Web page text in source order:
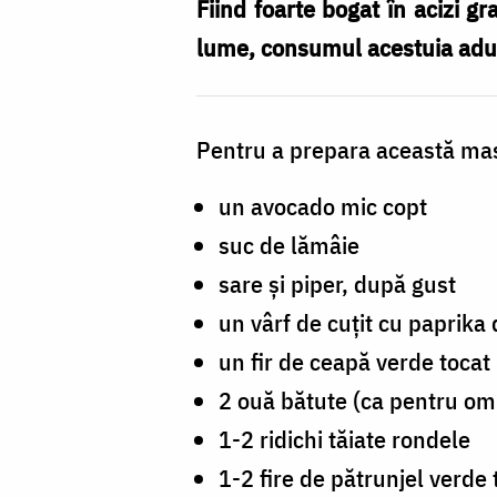
Fiind foarte bogat în acizi
lume, consumul acestuia
Pentru a prepara această
un avocado mic copt
suc de lămâie
sare și piper, după gust
un vârf de cuțit cu paprika
un fir de ceapă verde
2 ouă bătute (ca pentru
1-2 ridichi tăiate rondele
1-2 fire de pătrunjel verde